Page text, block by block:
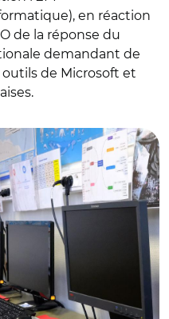
en réaction
de la réponse du
demandant de
de Microsoft et